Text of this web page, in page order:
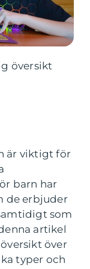
översikt
är viktigt för
barn har
de erbjuder
som
artikel
över
typer och